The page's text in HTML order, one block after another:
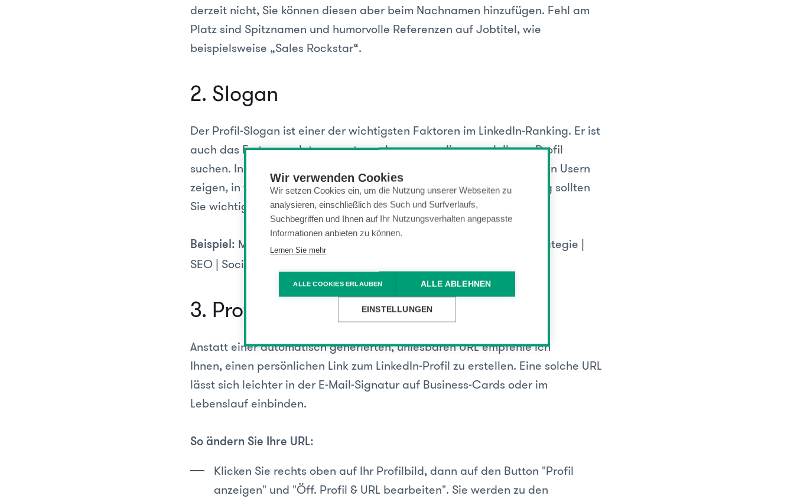
Wir verwenden Cookies
Wir setzen Cookies ein, um die Nutzung unserer Webseiten zu
analysieren, einschließlich des Such und Surfverlaufs,
Suchbegriffen und Ihnen auf Ihr Nutzungsverhalten angepasste
Informationen anbieten zu können.
Lernen Sie mehr
ALLE COOKIES ERLAUBEN ALLE ABLEHNEN
EINSTELLUNGEN
derzeit nicht, Sie können diesen aber beim Nachnamen hinzufügen. Fehl am
Platz sind Spitznamen und humorvolle Referenzen auf Jobtitel, wie
beispielsweise „Sales Rockstar“.
2. Slogan
Der Profil-Slogan ist einer der wichtigsten Faktoren im LinkedIn-Ranking. Er ist
auch das Erste, was Interessenten sehen, wenn diese nach Ihrem Profil
suchen. In prägnanten und kreativen 120 Zeichen können Sie anderen Usern
zeigen, in welcher Branche Sie welche Rolle einnehmen. Gleichzeitig sollten
Sie wichtige Keywords in den Slogan einfließen lassen.
Beispiel: Max Mustermann - Head of Online Marketing | Content Strategie |
SEO | Social Media
3. Profil-URL
Anstatt einer automatisch generierten, unlesbaren URL empfehle ich
Ihnen, einen persönlichen Link zum LinkedIn-Profil zu erstellen. Eine solche URL
lässt sich leichter in der E-Mail-Signatur auf Business-Cards oder im
Lebenslauf einbinden.
So ändern Sie Ihre URL:
Klicken Sie rechts oben auf Ihr Profilbild, dann auf den Button "Profil
anzeigen" und "Öff. Profil & URL bearbeiten". Sie werden zu den